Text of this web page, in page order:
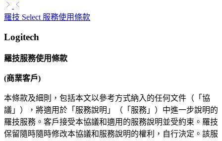
羅技 Select 服務使用條款
Logitech
羅技服務使用條款
(商業客戶)
本條款及細則，包括本文以參考方式納入的任何文件（「協
議」），將適用於「服務說明」（「服務」）中進一步說明的
羅技服務。客戶接受本協議和適用的服務說明並受約束。羅技
保留隨時隨時修改本協議和服務說明的權利，自行決定。該服